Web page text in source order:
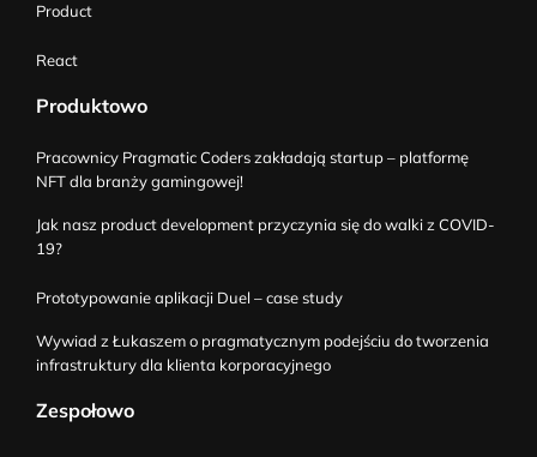
Product
React
Produktowo
Pracownicy Pragmatic Coders zakładają startup – platformę
NFT dla branży gamingowej!
Jak nasz product development przyczynia się do walki z COVID-
19?
Prototypowanie aplikacji Duel – case study
Wywiad z Łukaszem o pragmatycznym podejściu do tworzenia
infrastruktury dla klienta korporacyjnego
Zespołowo